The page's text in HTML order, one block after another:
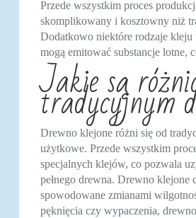
Przede wszystkim proces
skomplikowany i kosztowny niż
Dodatkowo niektóre rodzaje kleju
mogą emitować substancje
Jakie są
tradycyjnym
Drewno klejone różni się od
użytkowe. Przede wszystkim
specjalnych klejów, co pozwala
pełnego drewna. Drewno klejone
spowodowane zmianami
pęknięcia czy wypaczenia,